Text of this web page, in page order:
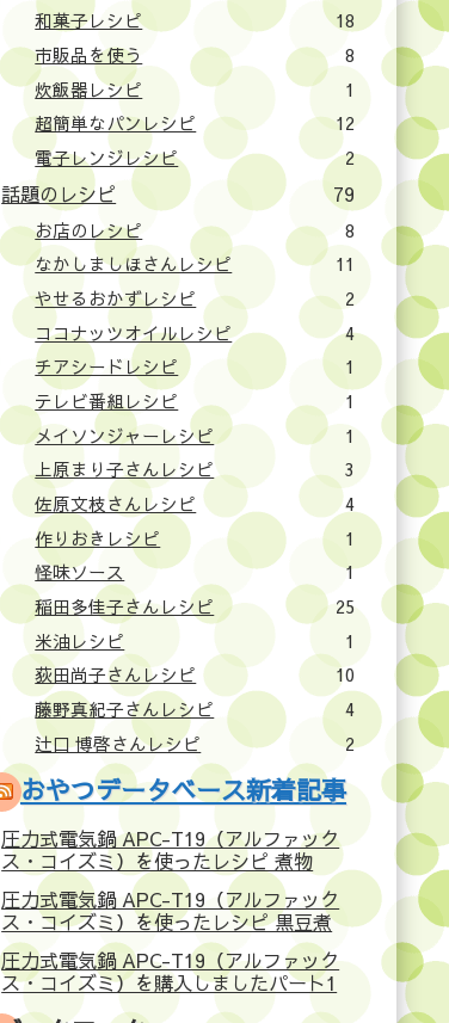
和菓子レシピ
18
市販品を使う
8
炊飯器レシピ
1
超簡単なパンレシピ
12
電子レンジレシピ
2
話題のレシピ 79
お店のレシピ
8
なかしましほさんレシピ
11
やせるおかずレシピ
2
ココナッツオイルレシピ
4
チアシードレシピ
1
テレビ番組レシピ
1
メイソンジャーレシピ
1
上原まり子さんレシピ
3
佐原文枝さんレシピ
4
作りおきレシピ
1
怪味ソース
1
稲田多佳子さんレシピ
25
米油レシピ
1
荻田尚子さんレシピ
10
藤野真紀子さんレシピ
4
辻口 博啓さんレシピ
2
おやつデータベース新着記事
圧力式電気鍋 APC-T19（アルファック
ス・コイズミ）を使ったレシピ 煮物
圧力式電気鍋 APC-T19（アルファック
ス・コイズミ）を使ったレシピ 黒豆煮
圧力式電気鍋 APC-T19（アルファック
ス・コイズミ）を購入しましたパート1